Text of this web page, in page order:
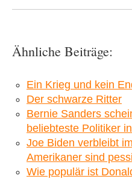
Ähnliche Beiträge:
Ein Krieg und kein
Der schwarze Ritter
Bernie Sanders
beliebteste Politiker
Joe Biden verbleibt
Amerikaner sind
Wie populär ist